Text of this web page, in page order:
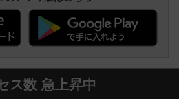
ス数 急上昇中